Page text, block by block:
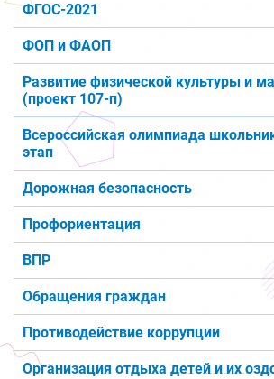
ФГОС-2021
ФОП и ФАОП
Развитие физической культуры и
(проект 107-п)
Всероссийская олимпиада
этап
Дорожная безопасность
Профориентация
ВПР
Обращения граждан
Противодействие коррупции
Организация отдыха детей и их